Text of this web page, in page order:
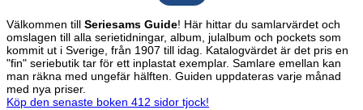
Välkommen till Seriesams Guide! Här hittar du samlarvärdet och
omslagen till alla serietidningar, album, julalbum och pockets som
kommit ut i Sverige, från 1907 till idag. Katalogvärdet är det pris en
"fin" seriebutik tar för ett inplastat exemplar. Samlare emellan kan
man räkna med ungefär hälften. Guiden uppdateras varje månad
med nya priser.
Köp den senaste boken 412 sidor tjock!